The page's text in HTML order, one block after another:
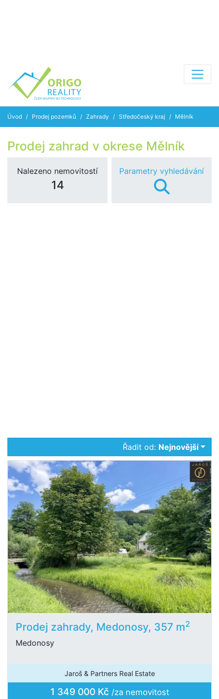
Úvod Prodej pozemků Zahrady Středočeský kraj Mělník
Prodej zahrad v okrese Mělník
Nalezeno nemovitostí
14
Parametry vyhledávání
Řadit od: Nejnovější
Prodej zahrady, Medonosy, 357 m2
Medonosy
Jaroš & Partners Real Estate
1 349 000 Kč /za nemovitost